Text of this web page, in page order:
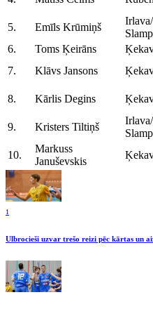
5.
Emīls Krūmiņš
6.
Toms Ķeirāns
7.
Klāvs Jansons
8.
Kārlis Degins
9.
Kristers Tiltiņš
10.
Markuss
Januševskis
1
Ulbrocieši uzvar trešo reizi pēc kārtas un